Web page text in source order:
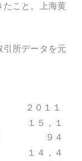
たこと。上海黄
引所データを元
２０１１
１５，１
９４
１４，４